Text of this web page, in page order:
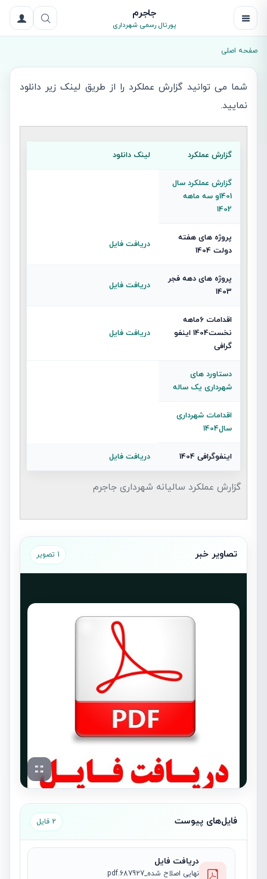
جاجرم
پورتال رسمی شهرداری
صفحه اصلی
شما می توانید گزارش عملکرد را از طریق لینک زیر دانلود
نمایید.
گزارش عملکرد سالیانه شهرداری جاجرم
گزارش عملکرد لینک دانلود
گزارش عملکرد سال
1401و سه ماهه
1402
پروژه های هفته
دولت 1404
دریافت فایل
پروژه های دهه فجر
1403
دریافت فایل
اقدامات 6ماهه
نخست1404 اینفو
گرافی
دریافت فایل
دستاورد های
شهرداری یک ساله
اقدامات شهرداری
سال1404
اینفوگرافی 1404 دریافت فایل
تصاویر خبر 1 تصویر
فایل‌های پیوست 2 فایل
دریافت فایل
نهایی اصلاح شده_687927.pdf